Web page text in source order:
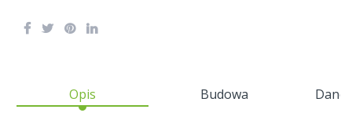
Opis Budowa Dane